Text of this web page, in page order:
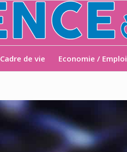
Cadre de vie Economie / Emploi